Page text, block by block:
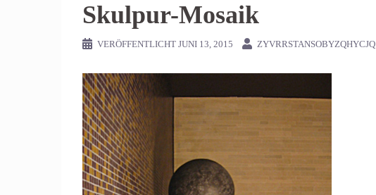
Skulpur-Mosaik
VERÖFFENTLICHT JUNI 13, 2015 ZYVRRSTANSOBYZQHYCJQ